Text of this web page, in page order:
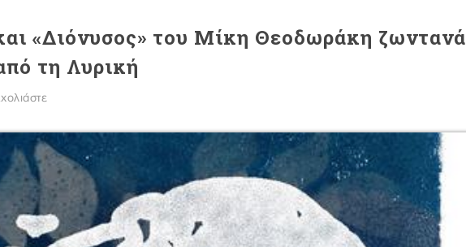
«Διόνυσος» του Μίκη Θεοδωράκη ζωντανά
τη Λυρική